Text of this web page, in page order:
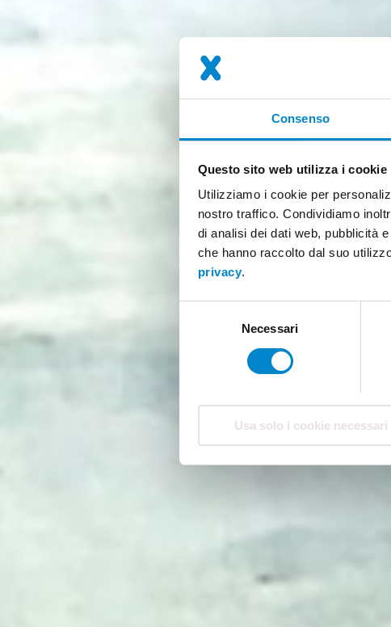
Consenso
Questo sito web utilizza i cookie
Utilizziamo i cookie per
nostro traffico. Condividiamo
di analisi dei dati web, pubblicità
che hanno raccolto dal suo
privacy.
Necessari
Usa solo i cookie necessari